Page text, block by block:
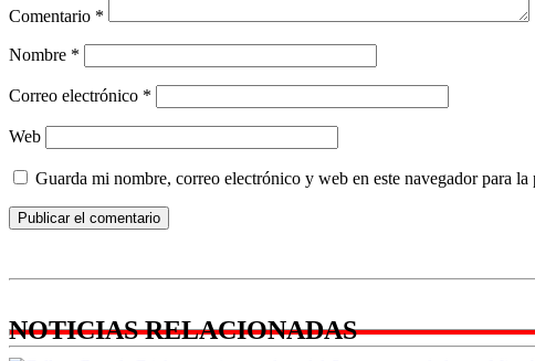
Comentario *
Nombre *
Correo electrónico *
Web
Guarda mi nombre, correo electrónico y web en este navegador para
NOTICIAS RELACIONADAS